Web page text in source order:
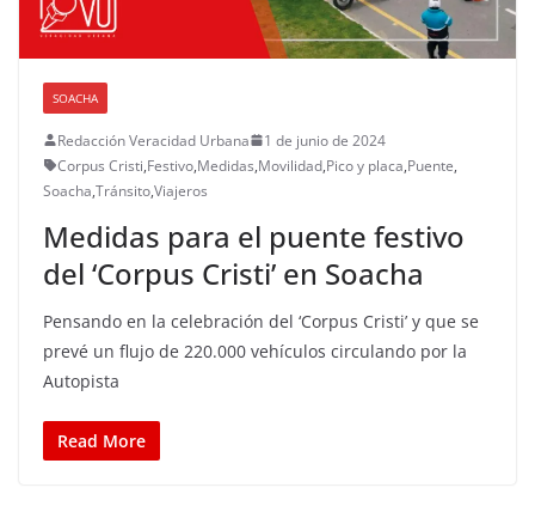
SOACHA
Redacción Veracidad Urbana
1 de junio de 2024
Corpus Cristi,Festivo,Medidas,Movilidad,Pico y placa,Puente,
Soacha,Tránsito,Viajeros
Medidas para el puente festivo
del ‘Corpus Cristi’ en Soacha
Pensando en la celebración del ‘Corpus Cristi’ y que se
prevé un flujo de 220.000 vehículos circulando por la
Autopista
Read More